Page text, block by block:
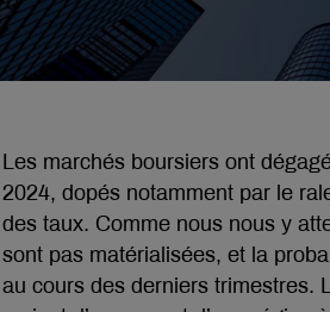
Les marchés boursiers ont
2024, dopés notamment par le
des taux. Comme nous nous y
sont pas matérialisées, et la
au cours des derniers trimestres.